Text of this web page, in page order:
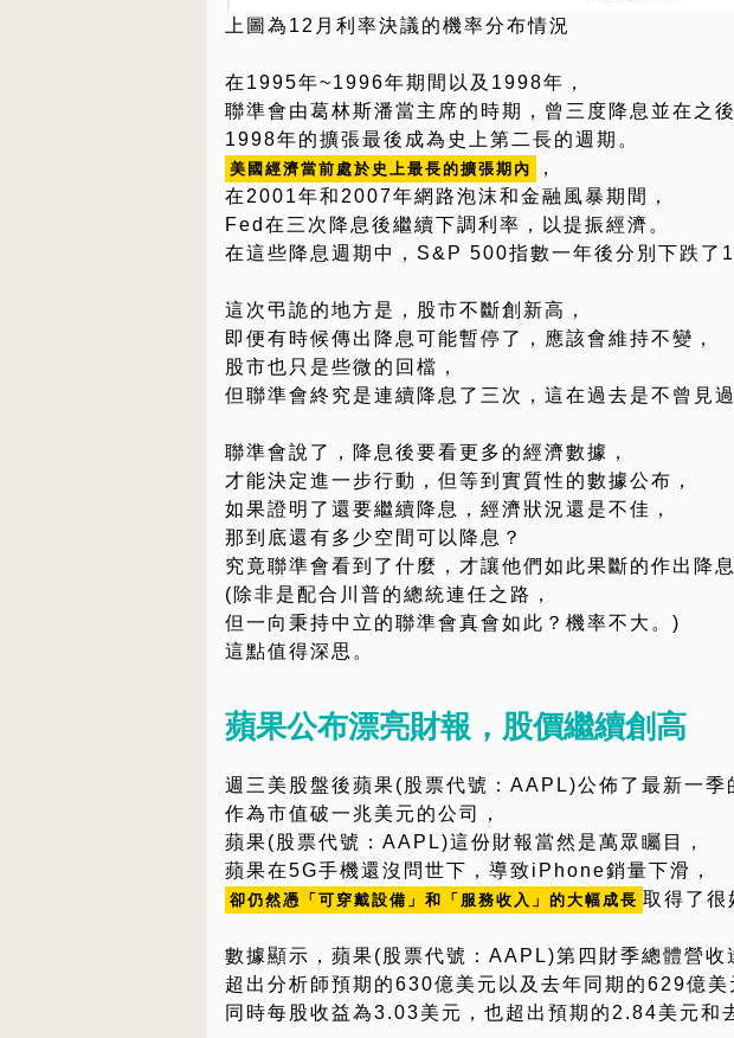
上圖為12月利率決議的機率分布情況
在1995年~1996年期間以及1998年，
聯準會由葛林斯潘當主席的時期，曾三度降息並在之後
1998年的擴張最後成為史上第二長的週期。
美國經濟當前處於史上最長的擴張期內
，
在2001年和2007年網路泡沫和金融風暴期間，
Fed在三次降息後繼續下調利率，以提振經濟。
在這些降息週期中，S&P 500指數一年後分別下跌了
這次弔詭的地方是，股市不斷創新高，
即便有時候傳出降息可能暫停了，應該會維持不變，
股市也只是些微的回檔，
但聯準會終究是連續降息了三次，這在過去是不曾見過
聯準會說了，降息後要看更多的經濟數據，
才能決定進一步行動，但等到實質性的數據公布，
如果證明了還要繼續降息，經濟狀況還是不佳，
那到底還有多少空間可以降息？
究竟聯準會看到了什麼，才讓他們如此果斷的作出降
(除非是配合川普的總統連任之路，
但一向秉持中立的聯準會真會如此？機率不大。)
這點值得深思。
蘋果公布漂亮財報，股價繼續創高
週三美股盤後蘋果(股票代號：AAPL)公佈了最新一季
作為市值破一兆美元的公司，
蘋果(股票代號：AAPL)這份財報當然是萬眾矚目，
蘋果在5G手機還沒問世下，導致iPhone銷量下滑，
卻仍然憑「可穿戴設備」和「服務收入」的大幅成長 取得了很
數據顯示，蘋果(股票代號：AAPL)第四財季總體營收
超出分析師預期的630億美元以及去年同期的629億美
同時每股收益為3.03美元，也超出預期的2.84美元和